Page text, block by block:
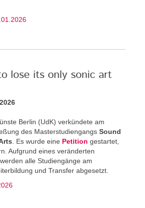
lose its only sonic art
Berlin (UdK) verkündete am
des Masterstudiengangs Sound
. Es wurde eine Petition gestartet,
Aufgrund eines veränderten
alle Studiengänge am
und Transfer abgesetzt.